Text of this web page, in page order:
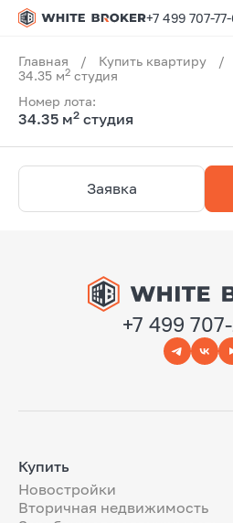
+7 499 707-
Главная / Купить квартиру /
34.35 м2 студия
Номер лота:
34.35 м2 студия
Заявка
+7 499
Купить
Новостройки
Вторичная недвижимость